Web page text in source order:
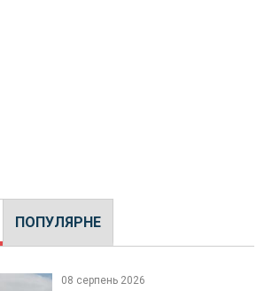
ПОПУЛЯРНЕ
08 серпень 2026